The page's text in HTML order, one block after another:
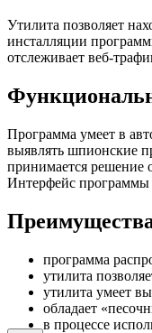
Утилита позволяет
инсталляции
отслеживает веб-
Программа умеет в
выявлять шпионские
принимается решение
Интерфейс программы
программа
утилита
утилита умеет
обладает
в процессе